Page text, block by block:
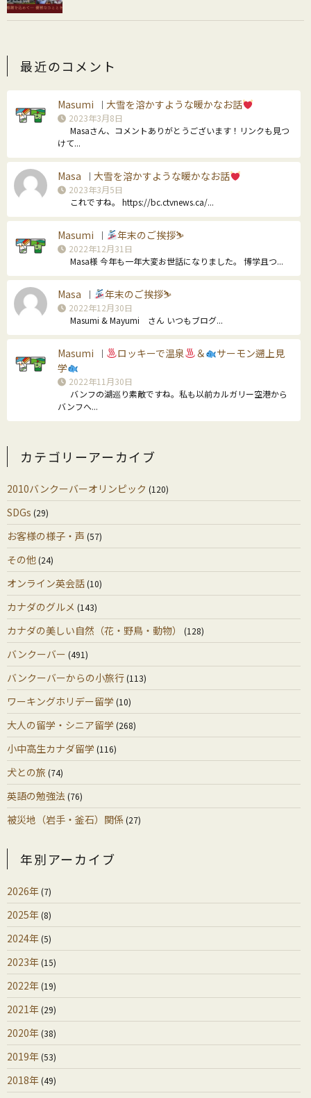
最近のコメント
Masumi ｜ 大雪を溶かすような暖かなお話
2023年3月8日
Masaさん、コメントありがとうございます！リンクも見つ
けて...
Masa ｜ 大雪を溶かすような暖かなお話
2023年3月5日
これですね。 https://bc.ctvnews.ca/...
Masumi ｜ 年末のご挨拶⛷
2022年12月31日
Masa様 今年も一年大変お世話になりました。 博学且つ...
Masa ｜ 年末のご挨拶⛷
2022年12月30日
Masumi & Mayumi さん いつもブログ...
Masumi ｜ ロッキーで温泉 ＆
サーモン遡上見
学
2022年11月30日
バンフの湖巡り素敵ですね。私も以前カルガリー空港から
バンフへ...
カテゴリーアーカイブ
2010バンクーバーオリンピック (120)
SDGs (29)
お客様の様子・声 (57)
その他(24)
オンライン英会話(10)
カナダのグルメ (143)
カナダの美しい自然（花・野鳥・動物） (128)
バンクーバー (491)
バンクーバーからの小旅行(113)
ワーキングホリデー留学 (10)
大人の留学・シニア留学 (268)
小中高生カナダ留学 (116)
犬との旅 (74)
英語の勉強法 (76)
被災地（岩手・釜石）関係(27)
年別アーカイブ
2026年(7)
2025年(8)
2024年(5)
2023年(15)
2022年(19)
2021年(29)
2020年(38)
2019年(53)
2018年(49)